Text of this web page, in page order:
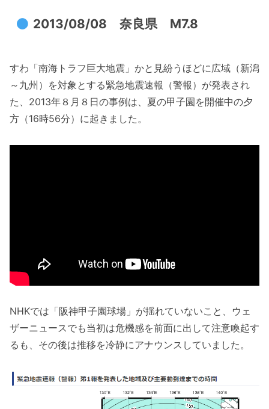
2013/08/08 奈良県 M7.8
すわ「南海トラフ巨大地震」かと見紛うほどに広域（新潟
～九州）を対象とする緊急地震速報（警報）が発表され
た、2013年８月８日の事例は、夏の甲子園を開催中の夕
方（16時56分）に起きました。
NHKでは「阪神甲子園球場」が揺れていないこと、ウェ
ザーニュースでも当初は危機感を前面に出して注意喚起す
るも、その後は推移を冷静にアナウンスしていました。